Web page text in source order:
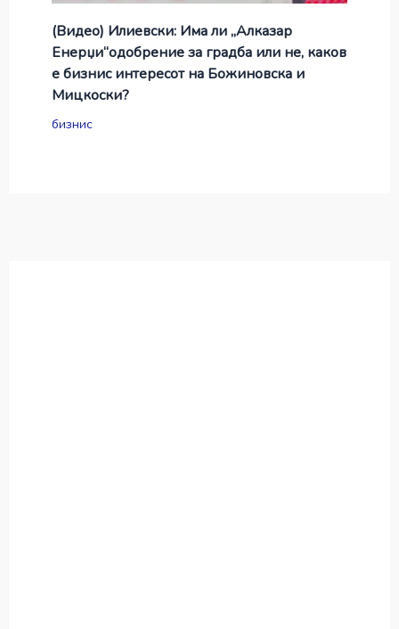
(Видео) Илиевски: Има ли „Алказар
Енерџи“одобрение за градба или не, каков
е бизнис интересот на Божиновска и
Мицкоски?
бизнис